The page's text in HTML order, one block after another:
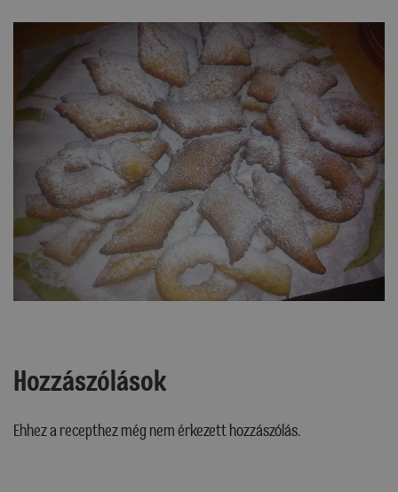
Hozzászólások
Ehhez a recepthez még nem érkezett hozzászólás.